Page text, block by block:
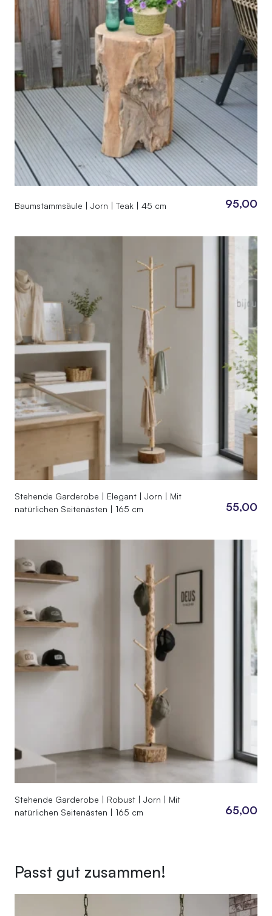
Baumstammsäule | Jorn | Teak | 45 cm 95,00
Stehende Garderobe | Elegant | Jorn | Mit
natürlichen Seitenästen | 165 cm
55,00
Stehende Garderobe | Robust | Jorn | Mit
natürlichen Seitenästen | 165 cm
65,00
Passt gut zusammen!